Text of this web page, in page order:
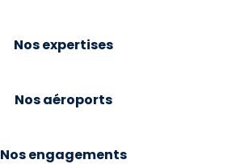
Nos expertises
Nos aéroports
Nos engagements